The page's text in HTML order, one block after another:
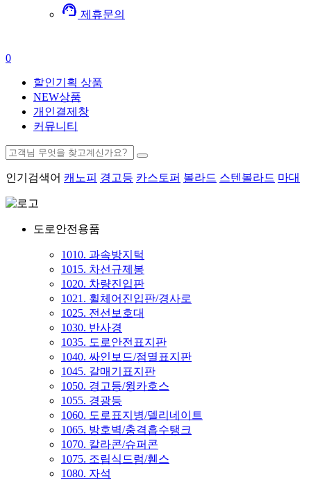
support_agent 제휴문의
0
할인기획 상품
NEW상품
개인결제창
커뮤니티
인기검색어 캐노피 경고등 카스토퍼 볼라드 스텐볼라드 마대
도로안전용품
1010. 과속방지턱
1015. 차선규제봉
1020. 차량진입판
1021. 휠체어진입판/경사로
1025. 전선보호대
1030. 반사경
1035. 도로안전표지판
1040. 싸인보드/점멸표지판
1045. 갈매기표지판
1050. 경고등/윙카호스
1055. 경광등
1060. 도로표지병/델리네이트
1065. 방호벽/충격흡수탱크
1070. 칼라콘/슈퍼콘
1075. 조립식드럼/휀스
1080. 자석